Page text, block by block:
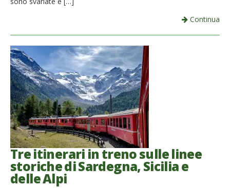
Continua
Tre itinerari in treno sulle linee
storiche di Sardegna, Sicilia e
delle Alpi